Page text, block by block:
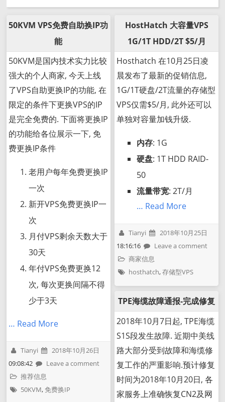
50KVM VPS免费自助换IP功
能
50KVM是国内技术实力比较
强大的个人商家, 今天上线
了VPS自助更换IP的功能, 在
限定的条件下更换VPS的IP
是完全免费的. 下面将更换IP
的功能给各位展示一下, 免
费更换IP条件
老用户每年免费更换IP
一次
新开VPS免费更换IP一
次
月付VPS剩余天数大于
30天
年付VPS免费更换12
次, 每次更换间隔不得
少于3天
… Read More
Tianyi
2018年10月26日
09:08:42
Leave a comment
推荐信息
50KVM,免费换IP
HostHatch 大容量VPS
1G/1T HDD/2T $5/月
Hosthatch 在10月25日凌
晨发布了最新的促销信息,
1G/1T硬盘/2T流量的存储型
VPS仅需$5/月, 此外还可以
单独对容量加钱升级.
内存: 1G
硬盘: 1T HDD RAID-
50
流量带宽: 2T/月
… Read More
Tianyi
2018年10月25日
18:16:16
Leave a comment
商家信息
hosthatch,存储型VPS
TPE海缆故障通报-完成修复
2018年10月7日起, TPE海缆
S1S段发生故障. 近期中美线
路大部分受到故障和海缆修
复工作的严重影响.预计修复
时间为2018年10月20日, 各
家服务上准确恢复CN2及网